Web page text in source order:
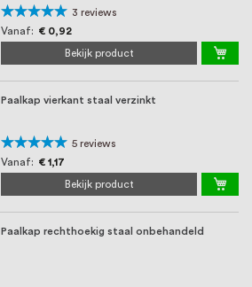
Waardering:
100%
3 reviews
Vanaf
€ 0,92
Bekijk product
Paalkap vierkant staal verzinkt
Waardering:
100%
5 reviews
Vanaf
€ 1,17
Bekijk product
Paalkap rechthoekig staal onbehandeld